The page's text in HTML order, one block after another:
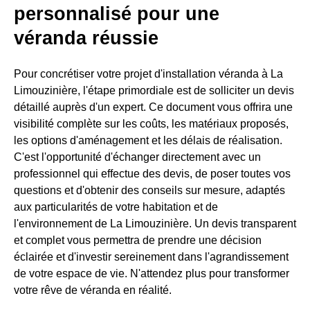
personnalisé pour une
véranda réussie
Pour concrétiser votre projet d'installation véranda à La
Limouzinière, l'étape primordiale est de solliciter un devis
détaillé auprès d'un expert. Ce document vous offrira une
visibilité complète sur les coûts, les matériaux proposés,
les options d'aménagement et les délais de réalisation.
C'est l'opportunité d'échanger directement avec un
professionnel qui effectue des devis, de poser toutes vos
questions et d'obtenir des conseils sur mesure, adaptés
aux particularités de votre habitation et de
l'environnement de La Limouzinière. Un devis transparent
et complet vous permettra de prendre une décision
éclairée et d'investir sereinement dans l'agrandissement
de votre espace de vie. N'attendez plus pour transformer
votre rêve de véranda en réalité.